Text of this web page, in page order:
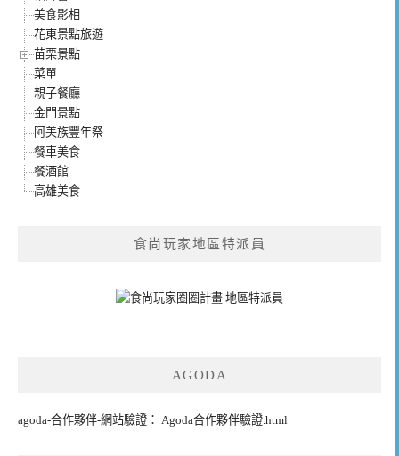
美食影相
花東景點旅遊
苗栗景點
菜單
親子餐廳
金門景點
阿美族豐年祭
餐車美食
餐酒館
高雄美食
食尚玩家地區特派員
AGODA
agoda-合作夥伴-網站驗證： Agoda合作夥伴驗證.html